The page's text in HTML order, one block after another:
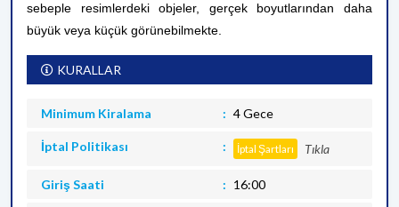
sebeple resimlerdeki objeler, gerçek boyutlarından daha
büyük veya küçük görünebilmekte.
KURALLAR
Minimum Kiralama 4 Gece
İptal Politikası İptal Şartları Tıkla
Giriş Saati 16:00